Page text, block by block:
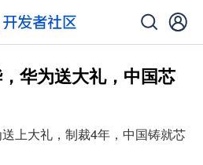
华为送大礼，中国芯
上大礼，制裁4年，中国铸就芯